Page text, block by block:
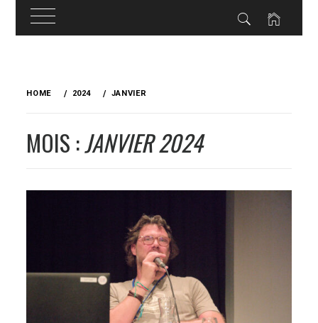
HOME 2024 JANVIER
MOIS :JANVIER 2024